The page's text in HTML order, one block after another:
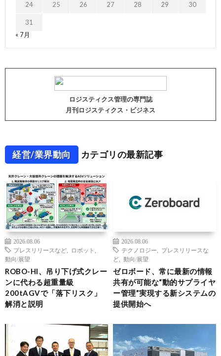
24 25 26 27 28 29 30
31
« 7月
ロジスティクス管理の専門誌
月刊ロジスティクス・ビジネス
経営/業界動向 カテゴリの最新記事
2026.08.06
プレスリリースなど
ロボット
動向/展望
ROBO-HI、吊り下げ式クレー
ンに代わる超重量級
200tAGVで「落下リスク」
解消と説明
2026.08.06
テクノロジー
プレスリリースな
ど
動向/展望
ゼロボード、常に最新の情報
共有が可能な“動的サプライヤ
ー管理”実現する新システムの
提供開始へ